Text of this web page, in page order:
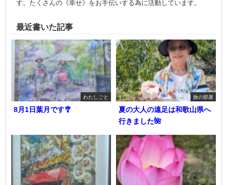
す。たくさんの《幸せ》をお手伝いする為に活動しています。
最近書いた記事
わたしごと
8月1日葉月です🎐
旅の部屋
夏の大人の遠足は和歌山県へ
行きました🌺